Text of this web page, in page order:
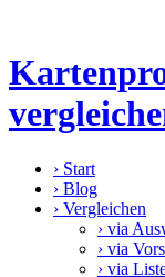
› Start
› Blog
› Vergleichen
› via
› via
› via